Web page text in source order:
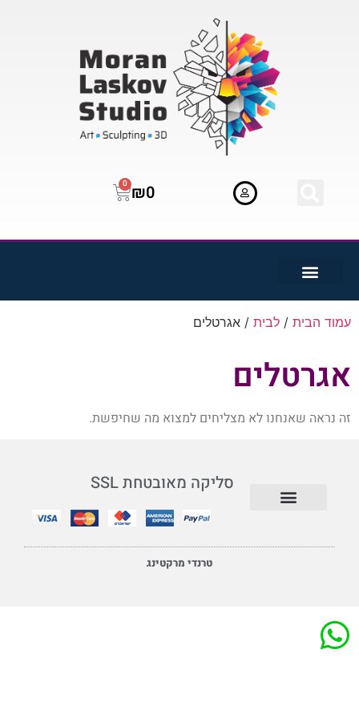
₪0
0
עמוד הבית / לבית / אגרטלים
אגרטלים
זה נראה שאנחנו לא מצליחים למצוא מה שחיפשת.
סליקה מאובטחת SSL
טרנדי מרקטינג